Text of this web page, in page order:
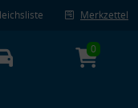
Merkzettel
0